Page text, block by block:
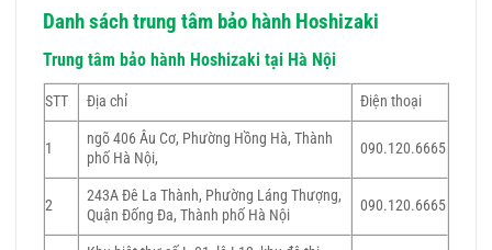
Danh sách trung tâm bảo hành Hoshizaki
Trung tâm bảo hành Hoshizaki tại Hà Nội
STT Địa chỉ Điện thoại
1
ngõ 406 Âu Cơ, Phường Hồng Hà, Thành
phố Hà Nội,
090.120.6665
2
243A Đê La Thành, Phường Láng Thượng,
Quận Đống Đa, Thành phố Hà Nội
090.120.6665